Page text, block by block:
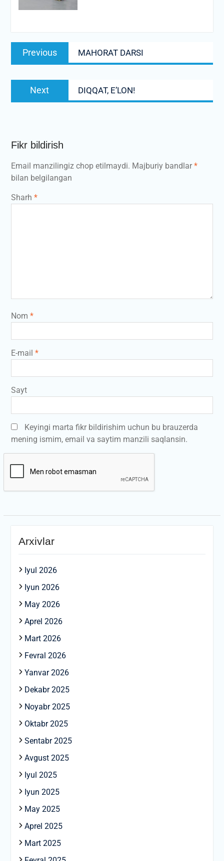
Post
menyusi
Previous
post:
MAHORAT DARSI
Next
post:
DIQQAT, E’LON!
Fikr bildirish
Email manzilingiz chop etilmaydi. Majburiy bandlar*
bilan belgilangan
Sharh *
Nom *
E-mail *
Sayt
Keyingi marta fikr bildirishim uchun bu brauzerda
mening ismim, email va saytim manzili saqlansin.
Arxivlar
Iyul 2026
Iyun 2026
May 2026
Aprel 2026
Mart 2026
Fevral 2026
Yanvar 2026
Dekabr 2025
Noyabr 2025
Oktabr 2025
Sentabr 2025
Avgust 2025
Iyul 2025
Iyun 2025
May 2025
Aprel 2025
Mart 2025